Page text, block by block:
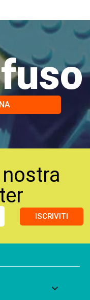
ISCRIVITI
